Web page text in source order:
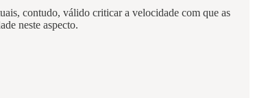
contudo, válido criticar a velocidade com que as
neste aspecto.